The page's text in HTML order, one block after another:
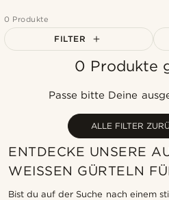
0 Produkte
FILTER
0 Produkte
Passe bitte Deine
ALLE FILTER
ENTDECKE UNSERE
WEISSEN GÜRTELN
Bist du auf der Suche nach einem